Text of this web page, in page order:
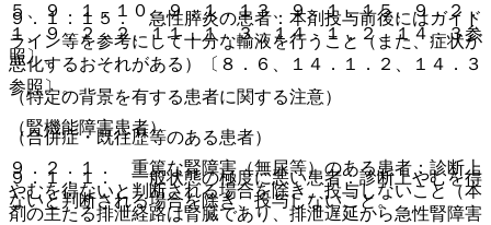
９．１．１５． 急性膵炎の患者：本剤投与前後にはガイド
ライン等を参考にして十分な輸液を行うこと（また、症状が
悪化するおそれがある）〔８．６、１４．１．２、１４．３
参照〕。
（腎機能障害患者）
９．２．１． 重篤な腎障害（無尿等）のある患者：診断上
やむを得ないと判断される場合を除き、投与しないこと（本
剤の主たる排泄経路は腎臓であり、排泄遅延から急性腎障害
５、９．１．１０、９．１．１３、９．１．１５、９．２．
１、９．２．２、１１．１．３、１４．１．２、１４．３参
照〕。
（特定の背景を有する患者に関する注意）
（合併症・既往歴等のある患者）
９．１．１． 一般状態の極度に悪い患者：診断上やむを得
ないと判断される場合を除き、投与しないこと。